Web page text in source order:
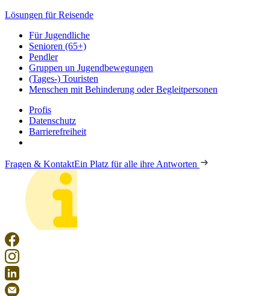
Lösungen für Reisende
Für Jugendliche
Senioren (65+)
Pendler
Gruppen un Jugendbewegungen
(Tages-) Touristen
Menschen mit Behinderung oder Begleitpersonen
Profis
Datenschutz
Barrierefreiheit
Fragen & KontaktEin Platz für alle ihre Antworten